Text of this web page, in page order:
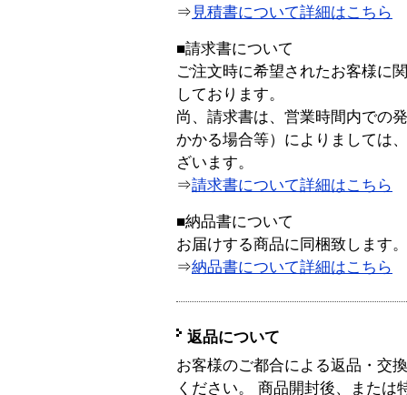
⇒ 見積書について詳細はこちら
■請求書について
ご注文時に希望されたお客様に
しております。
尚、請求書は、営業時間内での
かかる場合等）によりましては
ざいます。
⇒請求書について詳細はこちら
■納品書について
お届けする商品に同梱致します。
⇒納品書について詳細はこちら
返品について
お客様のご都合による返品・交
ください。 商品開封後、または